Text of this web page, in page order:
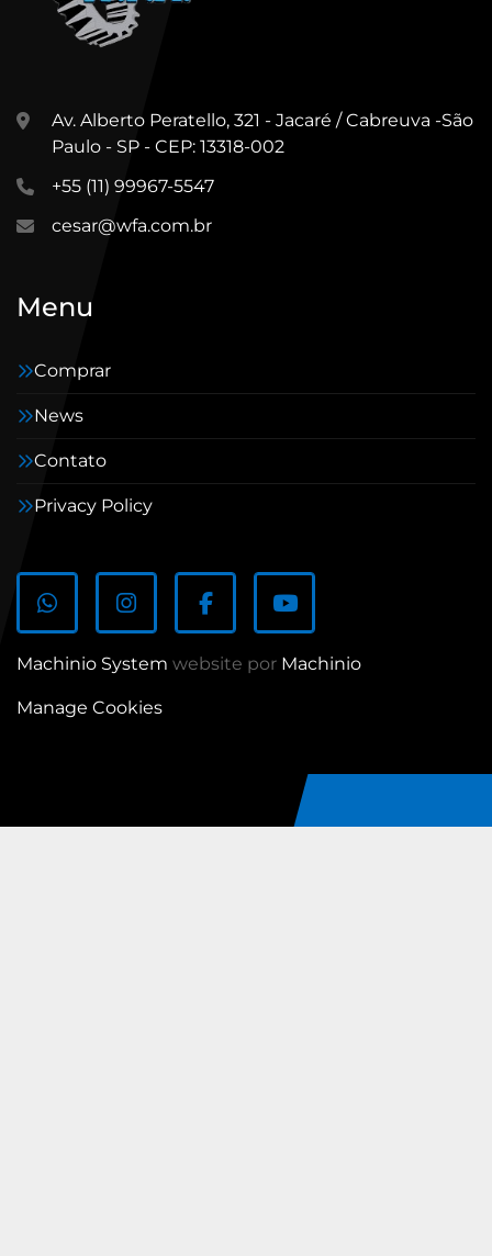
Av. Alberto Peratello, 321 - Jacaré / Cabreuva -São
Paulo - SP - CEP: 13318-002
+55 (11) 99967-5547
cesar@wfa.com.br
Menu
Comprar
News
Contato
Privacy Policy
whatsappinstagramfacebookyoutube
Machinio System website por Machinio
Manage Cookies